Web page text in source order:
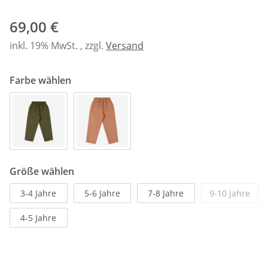
69,00 €
inkl. 19% MwSt. , zzgl. Versand
Farbe wählen
Größe wählen
3-4 Jahre 5-6 Jahre 7-8 Jahre 9-10 Jahre
4-5 Jahre